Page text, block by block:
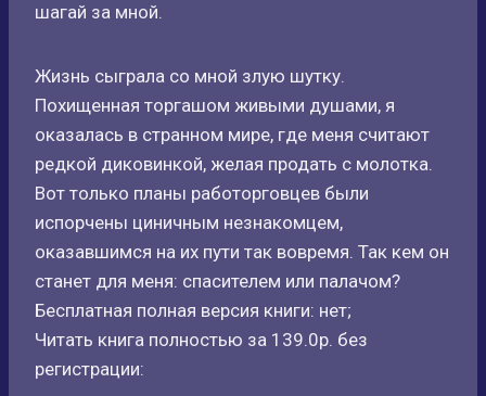
шагай за мной.
Жизнь сыграла со мной злую шутку.
Похищенная торгашом живыми душами, я
оказалась в странном мире, где меня считают
редкой диковинкой, желая продать с молотка.
Вот только планы работорговцев были
испорчены циничным незнакомцем,
оказавшимся на их пути так вовремя. Так кем он
станет для меня: спасителем или палачом?
Бесплатная полная версия книги: нет;
Читать книга полностью за 139.0р. без
регистрации: